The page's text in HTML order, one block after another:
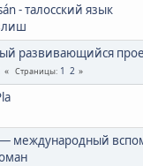
- талосский язык
развивающийся
Страницы 1 2
— международный